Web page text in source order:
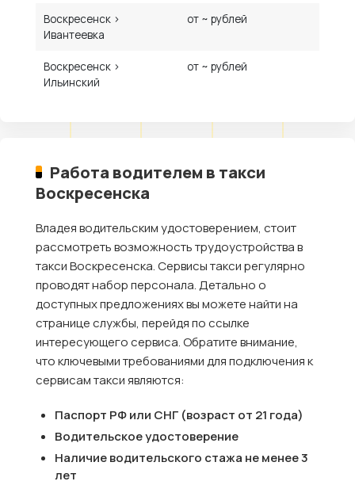
Воскресенск ›
Ивантеевка
от ~ рублей
Воскресенск ›
Ильинский
от ~ рублей
Работа водителем в такси
Воскресенска
Владея водительским удостоверением, стоит
рассмотреть возможность трудоустройства в
такси Воскресенска. Сервисы такси регулярно
проводят набор персонала. Детально о
доступных предложениях вы можете найти на
странице службы, перейдя по ссылке
интересующего сервиса. Обратите внимание,
что ключевыми требованиями для подключения к
сервисам такси являются:
Паспорт РФ или СНГ (возраст от 21 года)
Водительское удостоверение
Наличие водительского стажа не менее 3
лет